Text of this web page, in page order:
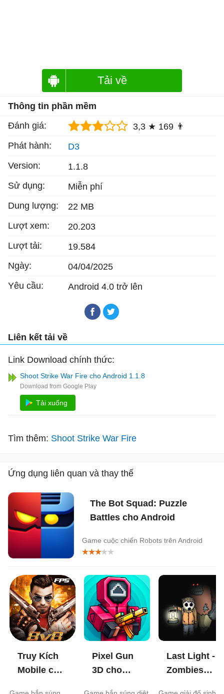
Tải về
Thông tin phần mềm
Đánh giá:
3,3 ★ 169 👨
Phát hành:
D3
Version:
1.1.8
Sử dụng:
Miễn phí
Dung lượng:
22 MB
Lượt xem:
20.203
Lượt tải:
19.584
Ngày:
04/04/2025
Yêu cầu:
Android 4.0 trở lên
Liên kết tải về
Link Download chính thức:
Shoot Strike War Fire cho Android 1.1.8
Tải xuống
Tìm thêm: Shoot Strike War Fire
Ứng dụng liên quan và thay thế
The Bot Squad: Puzzle
Battles cho Android
Game cuộc chiến Robots trên Android
Truy Kích
Mobile cho
Pixel Gun
3D cho
Last Light -
Zombies